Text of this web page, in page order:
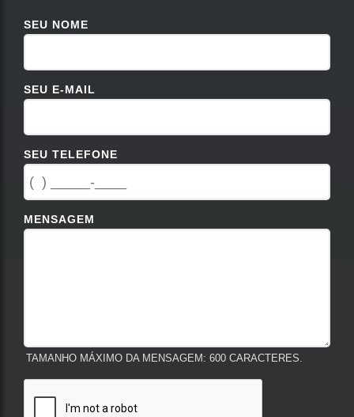
SEU NOME
SEU E-MAIL
SEU TELEFONE
MENSAGEM
TAMANHO MÁXIMO DA MENSAGEM: 600 CARACTERES.